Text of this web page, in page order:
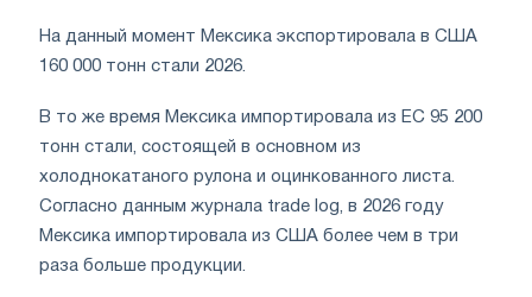
На данный момент Мексика экспортировала в США
160 000 тонн стали 2026.
В то же время Мексика импортировала из ЕС 95 200
тонн стали, состоящей в основном из
холоднокатаного рулона и оцинкованного листа.
Согласно данным журнала trade log, в 2026 году
Мексика импортировала из США более чем в три
раза больше продукции.